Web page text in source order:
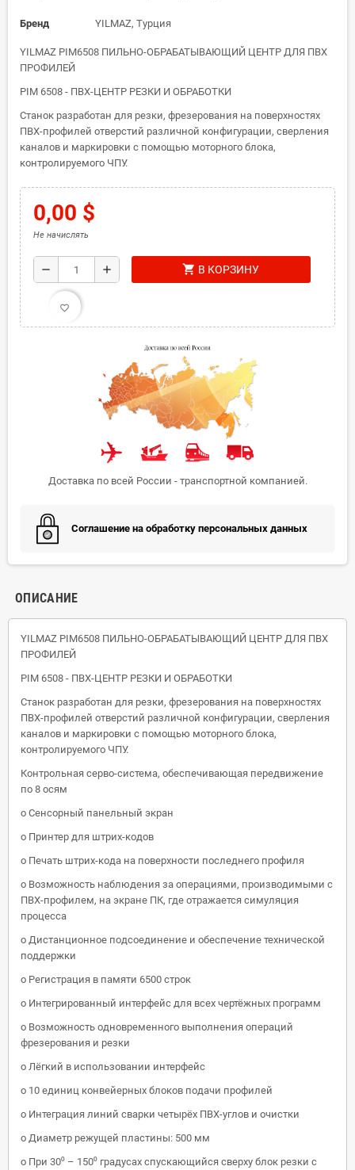
Бренд YILMAZ, Турция
YILMAZ PIM6508 ПИЛЬНО-ОБРАБАТЫВАЮЩИЙ ЦЕНТР ДЛЯ ПВХ
ПРОФИЛЕЙ
PIM 6508 - ПВХ-ЦЕНТР РЕЗКИ И ОБРАБОТКИ
Станок разработан для резки, фрезерования на поверхностях
ПВХ-профилей отверстий различной конфигурации, сверления
каналов и маркировки с помощью моторного блока,
контролируемого ЧПУ.
0,00 $
Не начислять
remove add shopping_cart В КОРЗИНУ
favorite_border
Доставка по всей России - транспортной компанией.
Соглашение на обработку персональных данных
ОПИСАНИЕ
YILMAZ PIM6508 ПИЛЬНО-ОБРАБАТЫВАЮЩИЙ ЦЕНТР ДЛЯ ПВХ
ПРОФИЛЕЙ
PIM 6508 - ПВХ-ЦЕНТР РЕЗКИ И ОБРАБОТКИ
Станок разработан для резки, фрезерования на поверхностях
ПВХ-профилей отверстий различной конфигурации, сверления
каналов и маркировки с помощью моторного блока,
контролируемого ЧПУ.
Контрольная серво-система, обеспечивающая передвижение
по 8 осям
o Сенсорный панельный экран
o Принтер для штрих-кодов
o Печать штрих-кода на поверхности последнего профиля
o Возможность наблюдения за операциями, производимыми с
ПВХ-профилем, на экране ПК, где отражается симуляция
процесса
o Дистанционное подсоединение и обеспечение технической
поддержки
o Регистрация в памяти 6500 строк
o Интегрированный интерфейс для всех чертёжных программ
o Возможность одновременного выполнения операций
фрезерования и резки
o Лёгкий в использовании интерфейс
o 10 единиц конвейерных блоков подачи профилей
o Интеграция линий сварки четырёх ПВХ-углов и очистки
o Диаметр режущей пластины: 500 мм
o При 30⁰ – 150⁰ градусах спускающийся сверху блок резки с